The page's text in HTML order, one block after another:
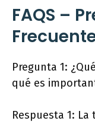
FAQS –
Pregunta 1:
qué es
Respuesta 1: